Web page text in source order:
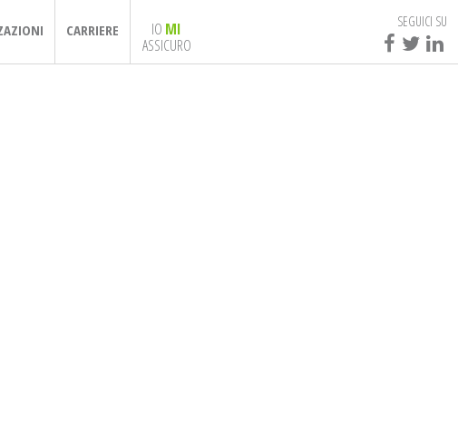
CARRIERE IO MI
ASSICURO
SEGUICI SU